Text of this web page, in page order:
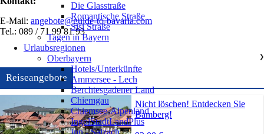
E-Mail: angebote@guide-to-bavaria.com
Tel.: 089 / 71 99 81 93
Reiseangebote
Nicht löschen! Entdecken Sie
Bamberg!
Die Glasstraße
Romantische Straße
Sisi Straße
Tagen in Bayern
Urlaubsregionen
Oberbayern
❯
Hotels/Unterkünfte
Ammersee - Lech
Berchtesgadener Land
Chiemgau
Chiemsee-Alpenland
IngolStadtLandPlus
Inn - Salzach